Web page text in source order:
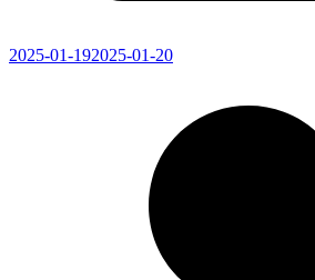
2025-01-192025-01-20